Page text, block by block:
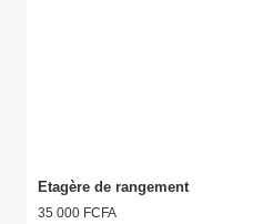
Etagère de rangement
35 000 FCFA